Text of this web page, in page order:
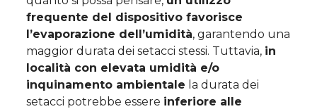
frequente del dispositivo favorisce
l’evaporazione dell’umidità, garantendo una
maggior durata dei setacci stessi. Tuttavia, in
località con elevata umidità e/o
inquinamento ambientale la durata dei
setacci potrebbe essere inferiore alle